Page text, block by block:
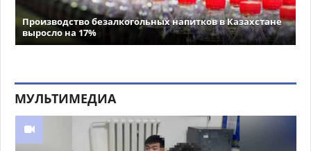
Производство безалкогольных напитков в Казахстане
выросло на 17%
МУЛЬТИМЕДИА